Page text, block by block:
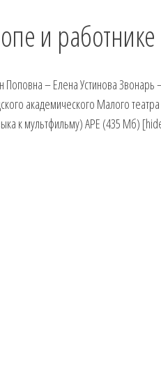
и
– Елена Устинова
академического Малого
к мультфильму) APE (435 Мб)